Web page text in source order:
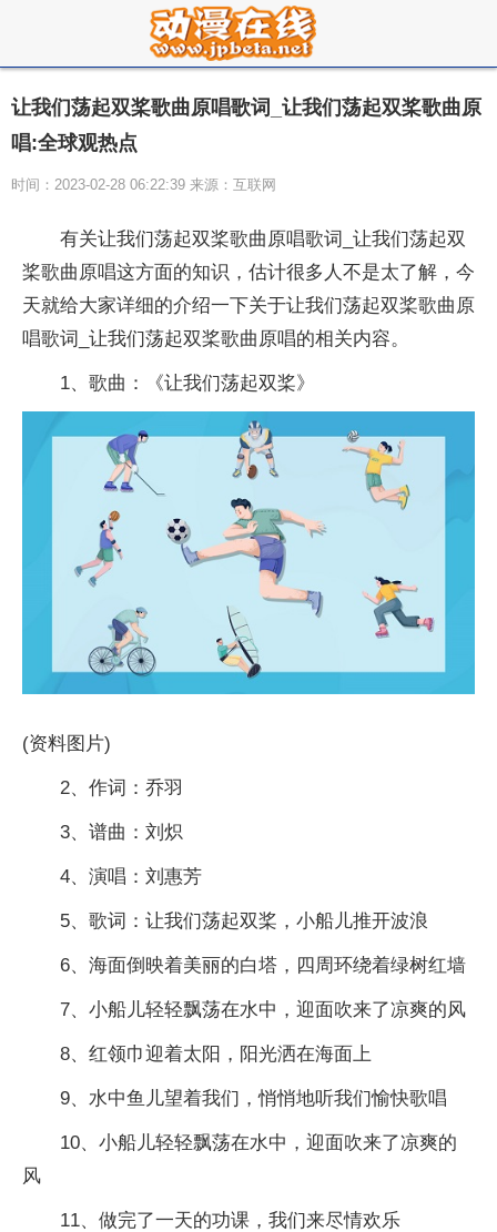
让我们荡起双桨歌曲原唱歌词_让我们荡起双桨歌曲原
唱:全球观热点
时间：2023-02-28 06:22:39 来源：互联网
有关让我们荡起双桨歌曲原唱歌词_让我们荡起双
桨歌曲原唱这方面的知识，估计很多人不是太了解，今
天就给大家详细的介绍一下关于让我们荡起双桨歌曲原
唱歌词_让我们荡起双桨歌曲原唱的相关内容。
1、歌曲：《让我们荡起双桨》
(资料图片)
2、作词：乔羽
3、谱曲：刘炽
4、演唱：刘惠芳
5、歌词：让我们荡起双桨，小船儿推开波浪
6、海面倒映着美丽的白塔，四周环绕着绿树红墙
7、小船儿轻轻飘荡在水中，迎面吹来了凉爽的风
8、红领巾迎着太阳，阳光洒在海面上
9、水中鱼儿望着我们，悄悄地听我们愉快歌唱
10、小船儿轻轻飘荡在水中，迎面吹来了凉爽的
风
11、做完了一天的功课，我们来尽情欢乐